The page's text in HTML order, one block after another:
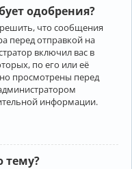
одобрения?
что сообщения
перед отправкой на
включил вас в
по его или её
просмотрены перед
информации.
тему?